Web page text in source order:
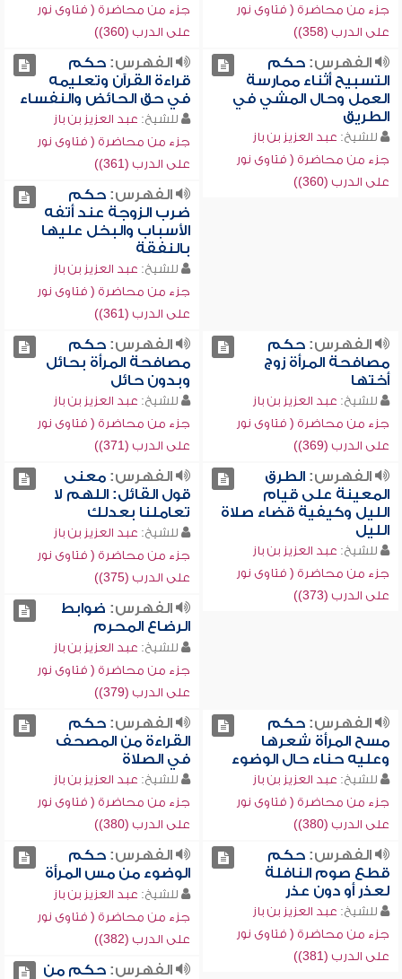
جزء من محاضرة ( فتاوى نور
على الدرب (358))
جزء من محاضرة ( فتاوى نور
على الدرب (360))
الفهرس:حكم
التسبيح أثناء ممارسة
العمل وحال المشي في
الطريق
للشيخ: عبد العزيز بن باز
جزء من محاضرة ( فتاوى نور
على الدرب (360))
الفهرس:حكم
قراءة القرآن وتعليمه
في حق الحائض والنفساء
للشيخ: عبد العزيز بن باز
جزء من محاضرة ( فتاوى نور
على الدرب (361))
الفهرس:حكم
ضرب الزوجة عند أتفه
الأسباب والبخل عليها
بالنفقة
للشيخ: عبد العزيز بن باز
جزء من محاضرة ( فتاوى نور
على الدرب (361))
الفهرس:حكم
مصافحة المرأة زوج
أختها
للشيخ: عبد العزيز بن باز
جزء من محاضرة ( فتاوى نور
على الدرب (369))
الفهرس:حكم
مصافحة المرأة بحائل
وبدون حائل
للشيخ: عبد العزيز بن باز
جزء من محاضرة ( فتاوى نور
على الدرب (371))
الفهرس:الطرق
المعينة على قيام
الليل وكيفية قضاء صلاة
الليل
للشيخ: عبد العزيز بن باز
جزء من محاضرة ( فتاوى نور
على الدرب (373))
الفهرس:معنى
قول القائل: اللهم لا
تعاملنا بعدلك
للشيخ: عبد العزيز بن باز
جزء من محاضرة ( فتاوى نور
على الدرب (375))
الفهرس: ضوابط
الرضاع المحرم
للشيخ: عبد العزيز بن باز
جزء من محاضرة ( فتاوى نور
على الدرب (379))
الفهرس:حكم
مسح المرأة شعرها
وعليه حناء حال الوضوء
للشيخ: عبد العزيز بن باز
جزء من محاضرة ( فتاوى نور
على الدرب (380))
الفهرس:حكم
القراءة من المصحف
في الصلاة
للشيخ: عبد العزيز بن باز
جزء من محاضرة ( فتاوى نور
على الدرب (380))
الفهرس:حكم
قطع صوم النافلة
لعذر أو دون عذر
للشيخ: عبد العزيز بن باز
جزء من محاضرة ( فتاوى نور
على الدرب (381))
الفهرس:حكم
الوضوء من مس المرأة
للشيخ: عبد العزيز بن باز
جزء من محاضرة ( فتاوى نور
على الدرب (382))
الفهرس:حكم من